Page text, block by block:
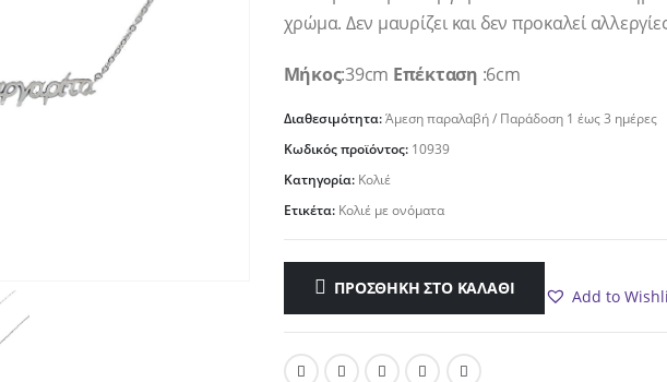
9.50€.είναι:
χρώμα. Δεν μαυρίζει και δεν προκαλεί
Μήκος:39cm Επέκταση :6cm
Διαθεσιμότητα:Άμεση παραλαβή / Παράδoση 1 έως 3 ημέρες
Κωδικός προϊόντος: 10939
Κατηγορία: Κολιέ
Ετικέτα: Κολιέ με ονόματα
ΠΡΟΣΘΉΚΗ ΣΤΟ ΚΑΛΆΘΙ Add to